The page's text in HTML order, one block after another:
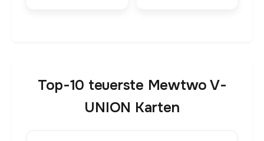
Top-10 teuerste Mewtwo V-
UNION Karten